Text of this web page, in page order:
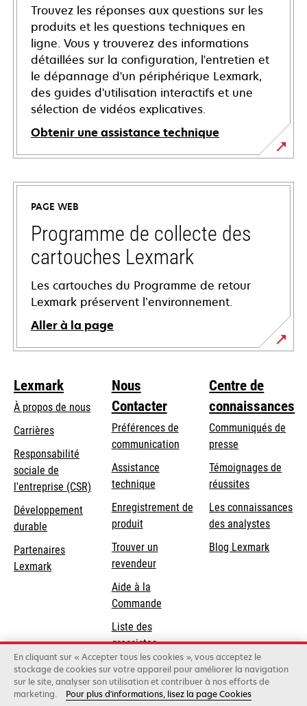
Trouvez les réponses aux questions sur les
produits et les questions techniques en
ligne. Vous y trouverez des informations
détaillées sur la configuration, l'entretien et
le dépannage d'un périphérique Lexmark,
des guides d'utilisation interactifs et une
sélection de vidéos explicatives.
Obtenir une assistance technique
s’ouvre
dans
nouvel
onglet
PAGE WEB
Programme de collecte des
cartouches Lexmark
Les cartouches du Programme de retour
Lexmark préservent l’environnement.
Aller à la page
Lexmark
À propos de nous
Carrières
s’ouvre
dans
un
nouvel
onglet
Responsabilité
sociale de
l'entreprise (CSR) s’ouvre
onglet
Développement
durable
Partenaires
Lexmark
Nous
Contacter
Préférences de
communication
s’ouvre
dans
un
nouvel
onglet
Assistance
techniques’ouvre
un
onglet
Enregistrement de
produit
Trouver un
revendeur
Aide à la
Commande
Liste des
grossistes
Centre de
connaissances
Communiqués de
presse
Témoignages de
réussites
Les connaissances
des analystes
Blog Lexmark
Lexmark International, Inc., une entreprise Xerox
©2026 Tous droits réservés.
En cliquant sur « Accepter tous les cookies », vous acceptez le
stockage de cookies sur votre appareil pour améliorer la navigation
sur le site, analyser son utilisation et contribuer à nos efforts de
marketing.
Pour plus d'informations, lisez la page Cookies